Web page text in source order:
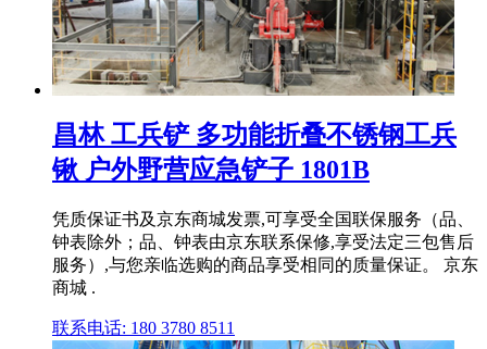
昌林 工兵铲 多功能折叠不锈钢工兵
锹 户外野营应急铲子 1801B
凭质保证书及京东商城发票,可享受全国联保服务（品、
钟表除外；品、钟表由京东联系保修,享受法定三包售后
服务）,与您亲临选购的商品享受相同的质量保证。 京东
商城 .
联系电话: 180 3780 8511